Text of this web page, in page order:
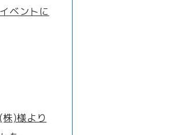
ベントに
)様より